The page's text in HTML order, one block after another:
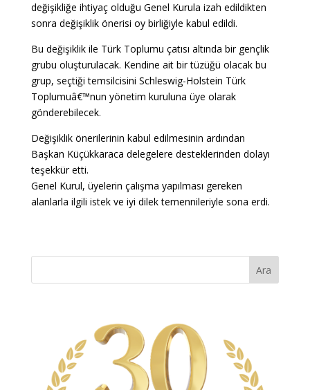
değişikliğe ihtiyaç olduğu Genel Kurula izah edildikten
sonra değişiklik önerisi oy birliğiyle kabul edildi.
Bu değişiklik ile Türk Toplumu çatısı altında bir gençlik
grubu oluşturulacak. Kendine ait bir tüzüğü olacak bu
grup, seçtiği temsilcisini Schleswig-Holstein Türk
Toplumuâ€™nun yönetim kuruluna üye olarak
gönderebilecek.
Değişiklik önerilerinin kabul edilmesinin ardından
Başkan Küçükkaraca delegelere desteklerinden dolayı
teşekkür etti.
Genel Kurul, üyelerin çalışma yapılması gereken
alanlarla ilgili istek ve iyi dilek temennileriyle sona erdi.
Ara